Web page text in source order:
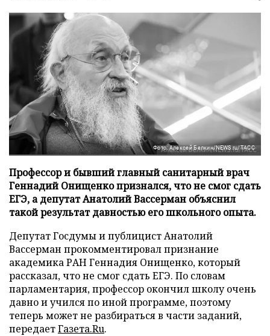
Фото: Алексей Белкин/NEWS.ru/ТАСС
Профессор и бывший главный санитарный врач
Геннадий Онищенко признался, что не смог сдать
ЕГЭ, а депутат Анатолий Вассерман объяснил
такой результат давностью его школьного опыта.
Депутат Госдумы и публицист Анатолий
Вассерман прокомментировал признание
академика РАН Геннадия Онищенко, который
рассказал, что не смог сдать ЕГЭ. По словам
парламентария, профессор окончил школу очень
давно и учился по иной программе, поэтому
теперь может не разбираться в части заданий,
передаетГазета.Ru.